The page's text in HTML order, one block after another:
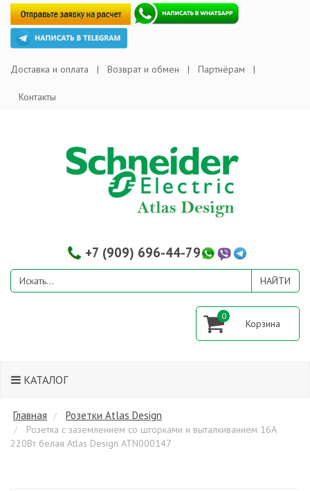
Доставка и оплата Возврат и обмен Партнёрам
Контакты
+7 (909) 696-44-79
0
КАТАЛОГ
Главная Розетки Atlas Design
Розетка с заземлением со шторками и выталкиванием 16А
220Вт белая Atlas Design ATN000147